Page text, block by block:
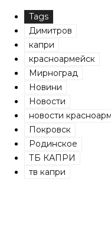
Tags
Димитров
капри
красноармейск
Мирноград
Новини
Новости
новости
Покровск
Родинское
ТБ КАПРИ
тв капри